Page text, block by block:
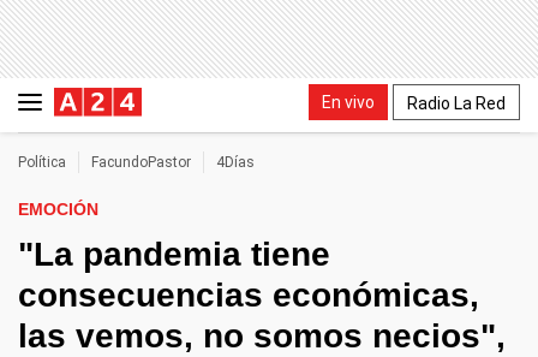
En vivo Radio La Red
Política FacundoPastor 4Días
EMOCIÓN
"La pandemia tiene
consecuencias económicas,
las vemos, no somos necios",